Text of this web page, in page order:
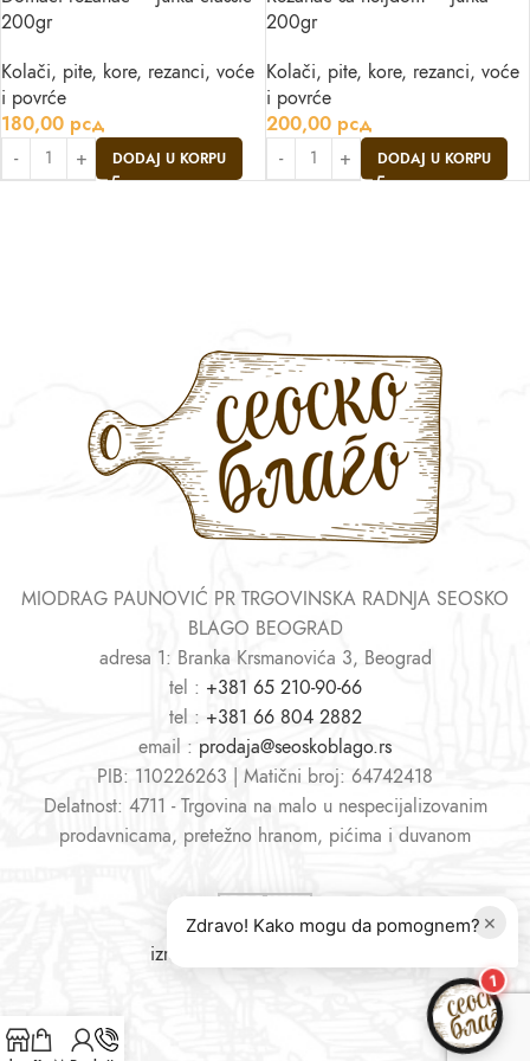
200gr
Kolači, pite, kore, rezanci, voće
i povrće
180,00 рсд
DODAJ U KORPU
200gr
Kolači, pite, kore, rezanci, voće
i povrće
200,00 рсд
DODAJ U KORPU
MIODRAG PAUNOVIĆ PR TRGOVINSKA RADNJA SEOSKO
BLAGO BEOGRAD
adresa 1: Branka Krsmanovića 3, Beograd
tel : +381 65 210-90-66
tel : +381 66 804 2882
email : prodaja@seoskoblago.rs
PIB: 110226263 | Matični broj: 64742418
Delatnost: 4711 - Trgovina na malo u nespecijalizovanim
prodavnicama, pretežno hranom, pićima i duvanom
izrada sajtova
×
Zdravo! Kako mogu da pomognem?
1